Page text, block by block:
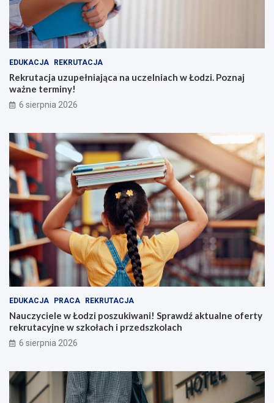
EDUKACJA REKRUTACJA
Rekrutacja uzupełniająca na uczelniach w Łodzi. Poznaj
ważne terminy!
6 sierpnia 2026
EDUKACJA PRACA REKRUTACJA
Nauczyciele w Łodzi poszukiwani! Sprawdź aktualne oferty
rekrutacyjne w szkołach i przedszkolach
6 sierpnia 2026